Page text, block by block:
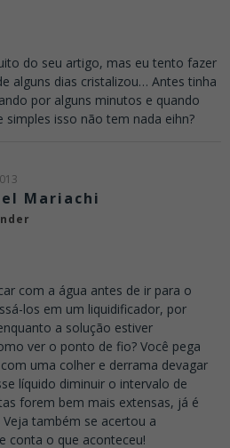
do seu artigo, mas eu tento fazer
alguns dias cristalizou… Antes tinha
por alguns minutos e quando
isso não tem nada eihn?
Mariachi
com a água antes de ir para o
los em um liquidificador, por
a solução estiver
ver o ponto de fio? Você pega
uma colher e derrama devagar
líquido diminuir o intervalo de
forem bem mais extensas, já é
também se acertou a
conta o que aconteceu!